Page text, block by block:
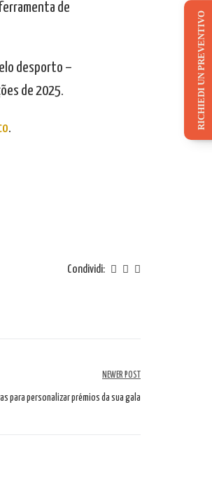
de
desporto –
de 2025.
.
Condividi:
NEWER POST
para personalizar prémios da sua gala
RICHIEDI UN PREVENTIVO